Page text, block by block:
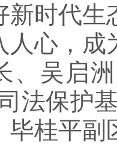
新时代
人心，成
、吴启
法保护
毕桂平副